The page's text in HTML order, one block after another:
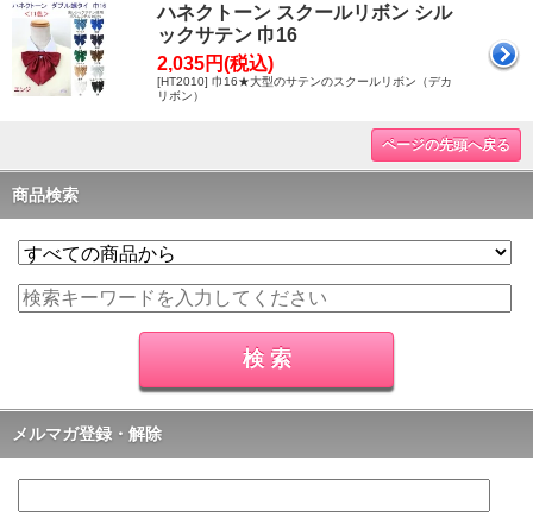
ハネクトーン スクールリボン シル
ックサテン 巾16
2,035円(税込)
[HT2010] 巾16★大型のサテンのスクールリボン（デカ
リボン）
ページの先頭へ戻る
商品検索
メルマガ登録・解除